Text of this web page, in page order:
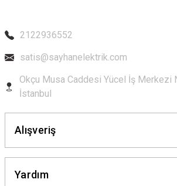
2122936552
satis@sayhanelektrik.com
Okçu Musa Caddesi Yücel İş Merkezi
İstanbul
Alışveriş
Yardım